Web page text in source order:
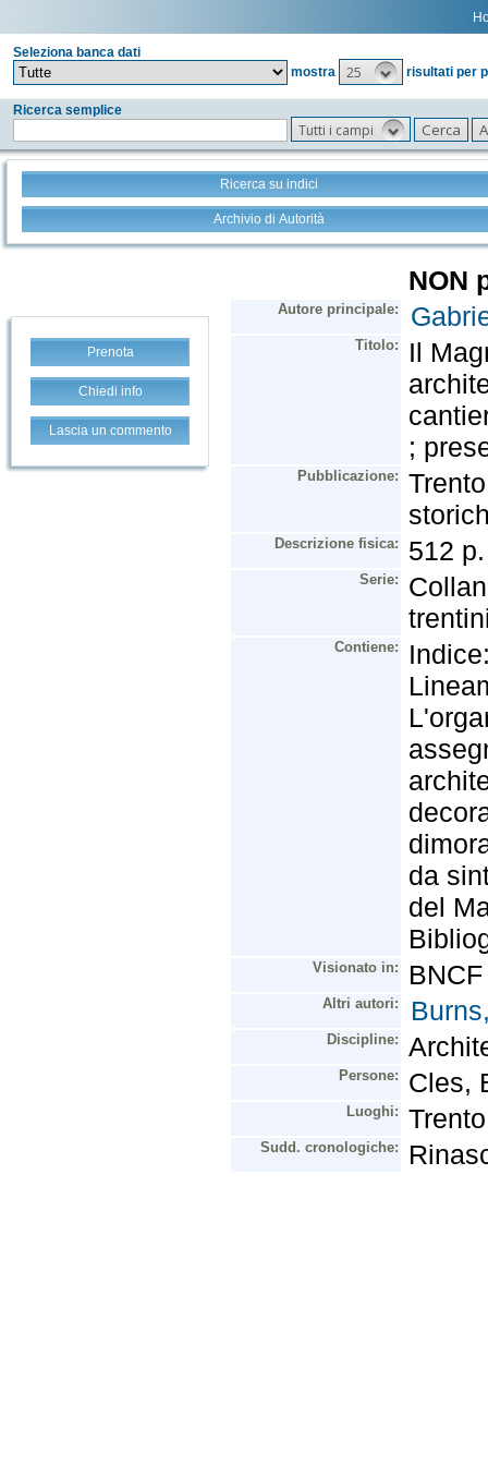
Seleziona banca dati
mostra
25 risultati per
Ricerca semplice
Tutti i campi
Ricerca su indici
Archivio di Autorità
Prenota
Chiedi info
Lascia un commento